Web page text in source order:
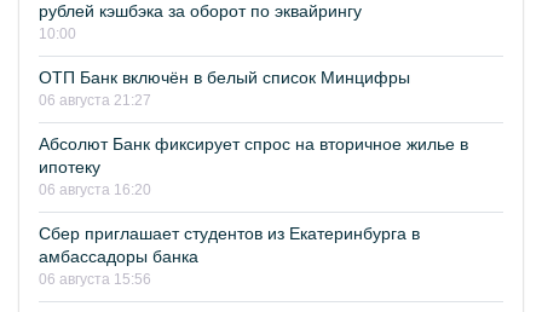
рублей кэшбэка за оборот по эквайрингу
10:00
ОТП Банк включён в белый список Минцифры
06 августа 21:27
Абсолют Банк фиксирует спрос на вторичное жилье в
ипотеку
06 августа 16:20
Сбер приглашает студентов из Екатеринбурга в
амбассадоры банка
06 августа 15:56